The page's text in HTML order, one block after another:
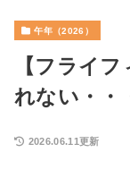
午年（2026）
【フライ
れない・・
2026.06.11更新